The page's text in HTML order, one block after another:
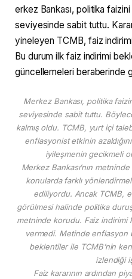
erkez Bankası, politika
seviyesinde sabit tuttu. Karar
yineleyen TCMB, faiz
Bu durum ilk faiz indirimi
güncellemeleri beraberinde
Merkez Bankası, politika
seviyesinde sabit tuttu.
kalmış oldu. TCMB, yurt içi
enflasyonist etkinin
iyileşmenin gecikmeli
Merkez Bankası’nın
konularda farklı
ediliyordu. Ancak TCMB,
görülmesi halinde politika
metninde korudu. Faiz indirimi
vermedi. Metinde enflasyon
beklentiler ile TCMB’nin
izlendiği
Faiz kararının ardından